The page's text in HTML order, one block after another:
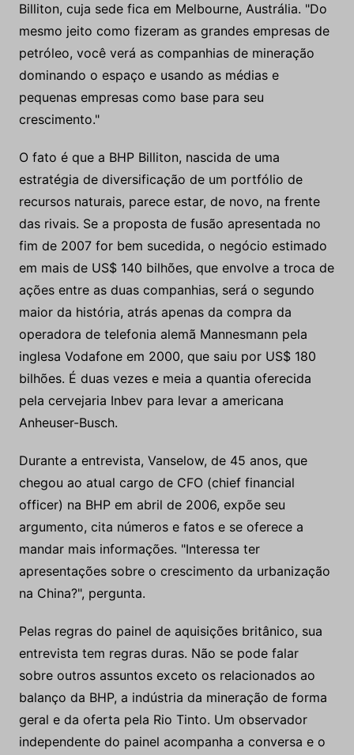
Billiton, cuja sede fica em Melbourne, Austrália. "Do
mesmo jeito como fizeram as grandes empresas de
petróleo, você verá as companhias de mineração
dominando o espaço e usando as médias e
pequenas empresas como base para seu
crescimento."
O fato é que a BHP Billiton, nascida de uma
estratégia de diversificação de um portfólio de
recursos naturais, parece estar, de novo, na frente
das rivais. Se a proposta de fusão apresentada no
fim de 2007 for bem sucedida, o negócio estimado
em mais de US$ 140 bilhões, que envolve a troca de
ações entre as duas companhias, será o segundo
maior da história, atrás apenas da compra da
operadora de telefonia alemã Mannesmann pela
inglesa Vodafone em 2000, que saiu por US$ 180
bilhões. É duas vezes e meia a quantia oferecida
pela cervejaria Inbev para levar a americana
Anheuser-Busch.
Durante a entrevista, Vanselow, de 45 anos, que
chegou ao atual cargo de CFO (chief financial
officer) na BHP em abril de 2006, expõe seu
argumento, cita números e fatos e se oferece a
mandar mais informações. "Interessa ter
apresentações sobre o crescimento da urbanização
na China?", pergunta.
Pelas regras do painel de aquisições britânico, sua
entrevista tem regras duras. Não se pode falar
sobre outros assuntos exceto os relacionados ao
balanço da BHP, a indústria da mineração de forma
geral e da oferta pela Rio Tinto. Um observador
independente do painel acompanha a conversa e o